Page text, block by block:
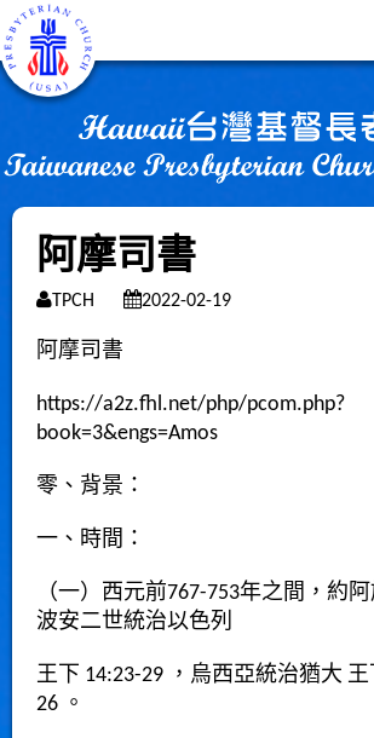
阿摩司書
TPCH 2022-02-19
阿摩司書
https://a2z.fhl.net/php/pcom.php?
book=3&engs=Amos
零、背景：
一、時間：
（一）西元前767-753年之間，約
波安二世統治以色列
王下 14:23-29 ，烏西亞統治猶大 王
26 。